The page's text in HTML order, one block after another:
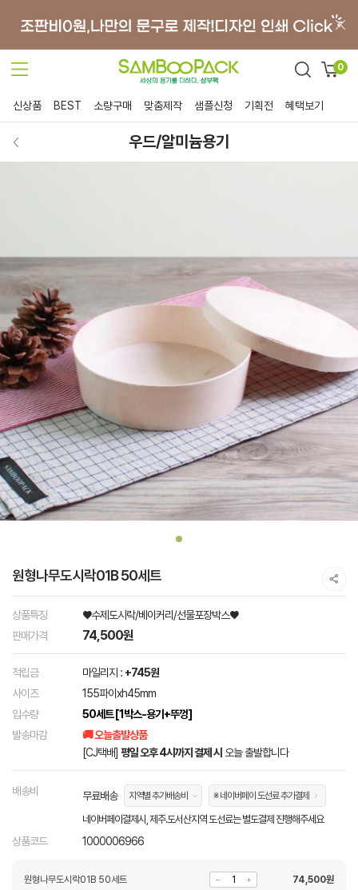
0
신상품 BEST 소량구매 맞춤제작 샘플신청 기획전 혜택보기
우드/알미늄용기
원형나무도시락01B 50세트
상품특징
♥수제도시락/베이커리/선물포장박스♥
판매가격
74,500원
적립금 마일리지 : +745원
사이즈
155파이xh45mm
입수량
50세트 [1박스-용기+뚜껑]
발송마감
🚚 오늘출발상품
[CJ택배] 평일 오후 4시까지 결제 시 오늘 출발합니다
배송비 무료배송 지역별 추가배송비 ※ 네이버페이 도선료 추가결제
네이버페이결제시, 제주.도서산지역 도선료는 별도결제 진행해주세요
상품코드 1000006966
원형나무도시락01B 50세트 74,500원